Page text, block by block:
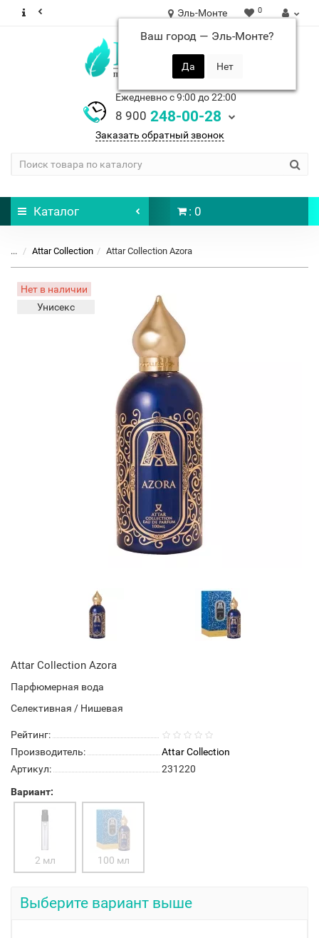
Эль-Монте
Ваш город — Эль-Монте?
0
Ежедневно с 9:00 до 22:00
8 900 248-00-28
Заказать обратный звонок
Каталог : 0
... Attar Collection Attar Collection Azora
Нет в наличии
Унисекс
Attar Collection Azora
Парфюмерная вода
Селективная / Нишевая
Рейтинг:
Производитель:
Attar Collection
Артикул:
231220
Вариант:
2 мл 100 мл
Выберите вариант выше